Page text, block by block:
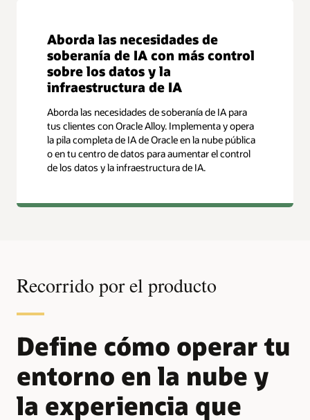
Aborda las necesidades de
soberanía de IA con más control
sobre los datos y la
infraestructura de IA
Aborda las necesidades de soberanía de IA para
tus clientes con Oracle Alloy. Implementa y opera
la pila completa de IA de Oracle en la nube pública
o en tu centro de datos para aumentar el control
de los datos y la infraestructura de IA.
Recorrido por el producto
Define cómo operar tu
entorno en la nube y
la experiencia que